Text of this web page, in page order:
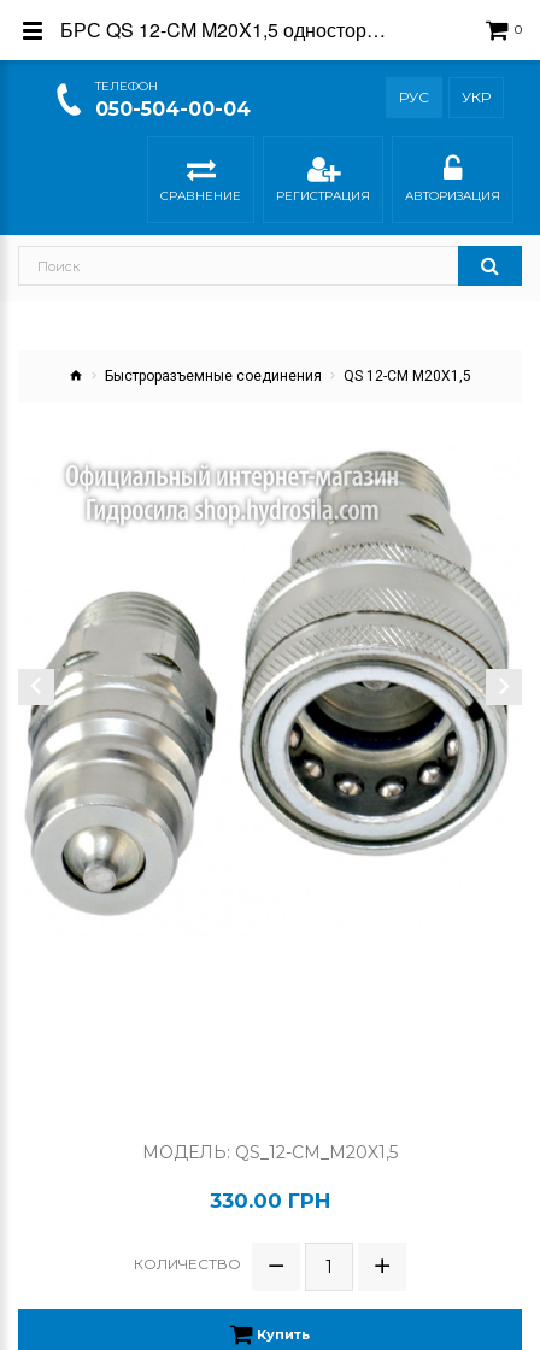
ТEЛЕФОН
050-504-00-04
РУС УКР
0
СРАВНЕНИЕ РЕГИСТРАЦИЯ АВТОРИЗАЦИЯ
Быстроразъемные соединения QS 12-CM M20X1,5
МОДЕЛЬ: QS_12-CM_M20X1,5
330.00 ГРН
КОЛИЧЕСТВО
Купить
БРС QS 12-CM M20X1,5 односторонние - купить в магазине Гидросила